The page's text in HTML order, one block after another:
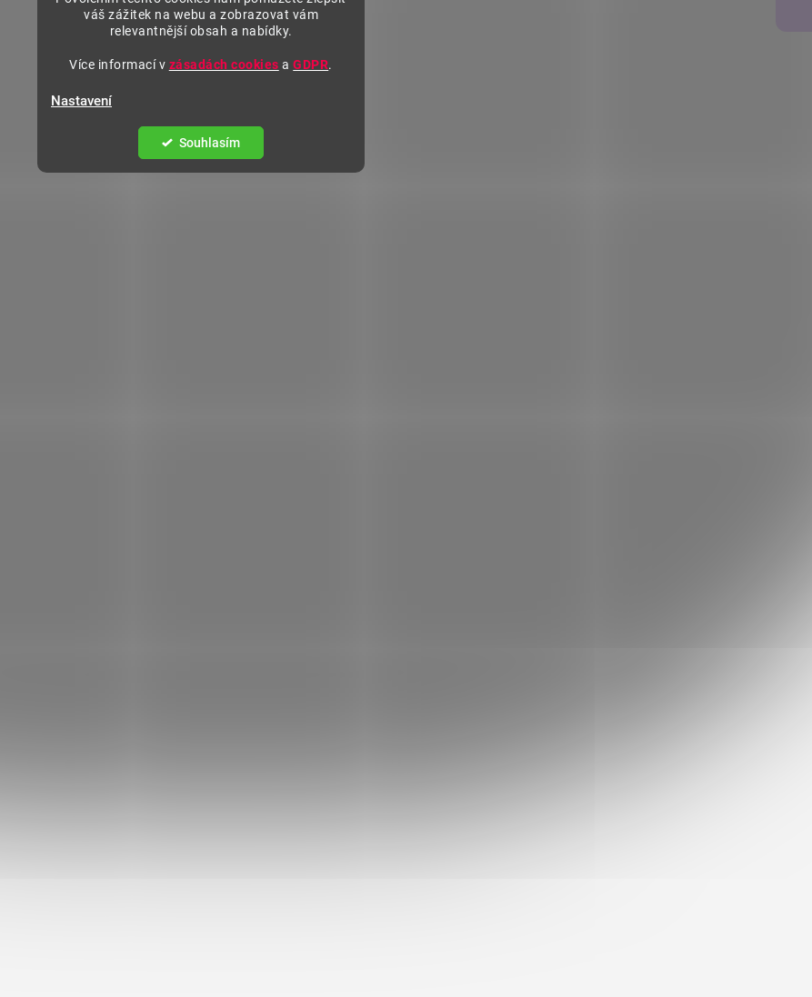
váš zážitek na webu a zobrazovat vám
relevantnější obsah a nabídky.
Více informací v zásadách cookies aGDPR.
Nastavení
Souhlasím